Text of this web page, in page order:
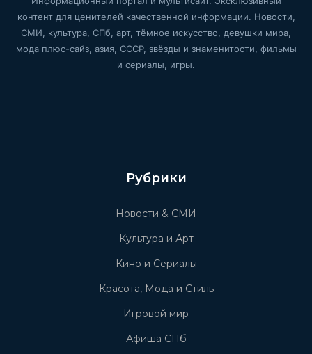
контент для ценителей качественной информации. Новости,
СМИ, культура, СПб, арт, тёмное искусство, девушки мира,
мода плюс-сайз, азия, СССР, звёзды и знаменитости, фильмы
и сериалы, игры.
Рубрики
Новости & СМИ
Культура и Арт
Кино и Сериалы
Красота, Мода и Стиль
Игровой мир
Афиша СПб